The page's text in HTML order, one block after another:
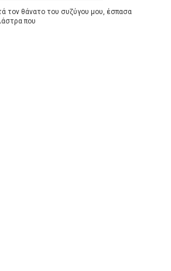
τον θάνατο του συζύγου μου, έσπασα
που